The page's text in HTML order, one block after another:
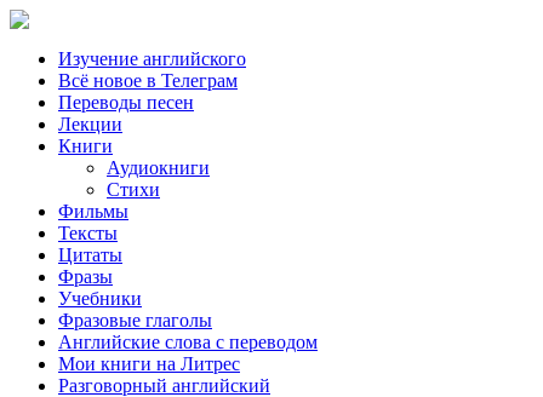
Изучение английского
Всё новое в Телеграм
Переводы песен
Лекции
Книги
Аудиокниги
Стихи
Фильмы
Тексты
Цитаты
Фразы
Учебники
Фразовые глаголы
Английские слова с переводом
Мои книги на Литрес
Разговорный английский